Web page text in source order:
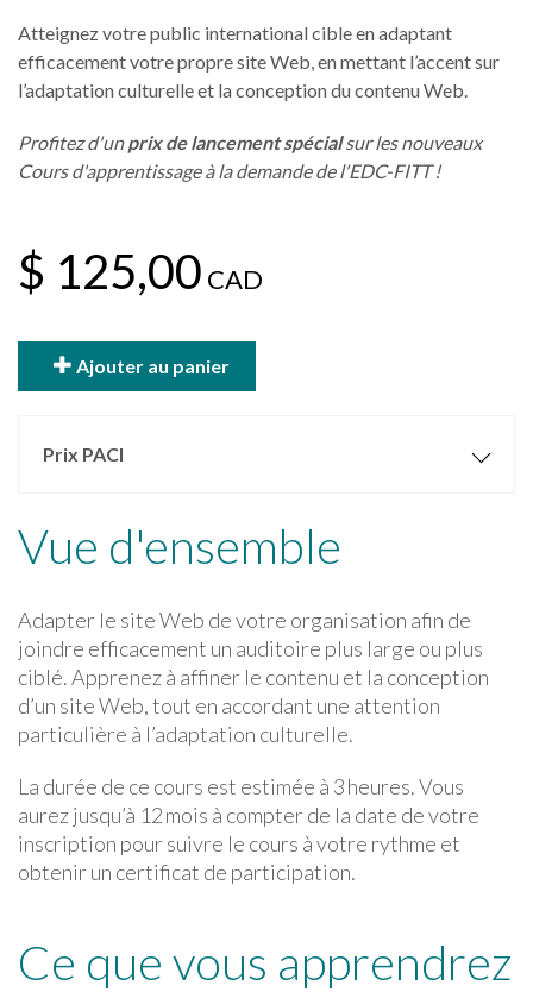
Atteignez votre public international cible en adaptant
efficacement votre propre site Web, en mettant l’accent sur
l’adaptation culturelle et la conception du contenu Web.
Profitez d'unprix de lancement spécialsur les nouveaux
Cours d'apprentissage à la demande de l'EDC-FITT !
$ 125,00 CAD
Ajouter au panier
Prix PACI
Vue d'ensemble
Adapter le site Web de votre organisation afin de
joindre efficacement un auditoire plus large ou plus
ciblé. Apprenez à affiner le contenu et la conception
d’un site Web, tout en accordant une attention
particulière à l’adaptation culturelle.
La durée de ce cours est estimée à 3 heures. Vous
aurez jusqu’à 12 mois à compter de la date de votre
inscription pour suivre le cours à votre rythme et
obtenir un certificat de participation.
Ce que vous apprendrez